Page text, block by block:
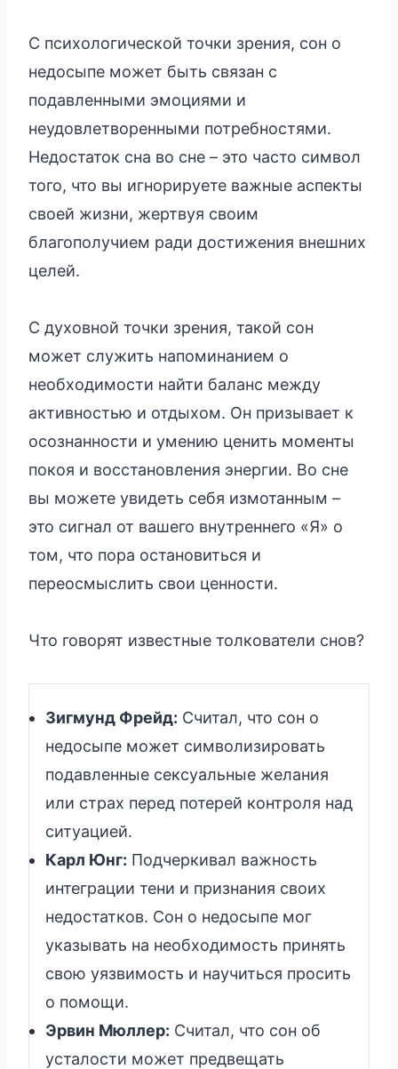
С психологической точки зрения, сон о
недосыпе может быть связан с
подавленными эмоциями и
неудовлетворенными потребностями.
Недостаток сна во сне – это часто символ
того, что вы игнорируете важные аспекты
своей жизни, жертвуя своим
благополучием ради достижения внешних
целей.
С духовной точки зрения, такой сон
может служить напоминанием о
необходимости найти баланс между
активностью и отдыхом. Он призывает к
осознанности и умению ценить моменты
покоя и восстановления энергии. Во сне
вы можете увидеть себя измотанным –
это сигнал от вашего внутреннего «Я» о
том, что пора остановиться и
переосмыслить свои ценности.
Что говорят известные толкователи снов?
Зигмунд Фрейд: Считал, что сон о
недосыпе может символизировать
подавленные сексуальные желания
или страх перед потерей контроля над
ситуацией.
Карл Юнг: Подчеркивал важность
интеграции тени и признания своих
недостатков. Сон о недосыпе мог
указывать на необходимость принять
свою уязвимость и научиться просить
о помощи.
Эрвин Мюллер: Считал, что сон об
усталости может предвещать